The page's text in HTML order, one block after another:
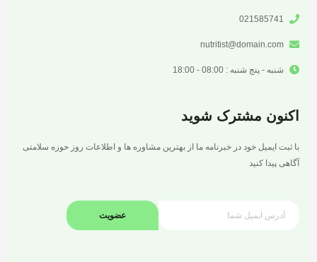
021585741
nutritist@domain.com
شنبه - پنج شنبه : 08:00 - 18:00
اکنون مشترک شوید
با ثبت ایمیل خود در خبرنامه ما از بهترین مشاوره ها و اطلاعات روز حوزه سلامتی
آگاهی پیدا کنید
عضویت